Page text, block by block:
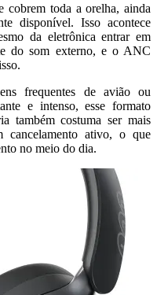
cobrem toda a orelha, ainda
disponível. Isso acontece
da eletrônica entrar em
do som externo, e o ANC
frequentes de avião ou
e intenso, esse formato
também costuma ser mais
cancelamento ativo, o que
no meio do dia.